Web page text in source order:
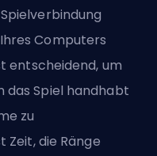
Computers
entscheidend, um
das Spiel handhabt
zu
Zeit, die Ränge